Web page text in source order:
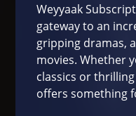
Weyyaak
gateway to an
gripping dramas,
movies. Whether
classics or
offers something